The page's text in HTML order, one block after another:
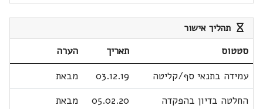
תהליך אישור
סטטוס תאריך
הערה
עמידה בתנאי סף/קליטה
03.12.19
מבאת
החלטה בדיון בהפקדה
05.02.20
מבאת